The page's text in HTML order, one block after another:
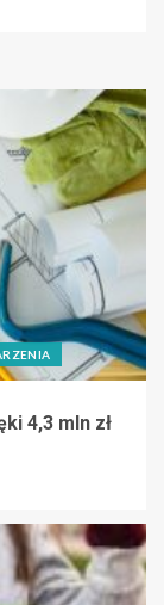
4,3 mln zł